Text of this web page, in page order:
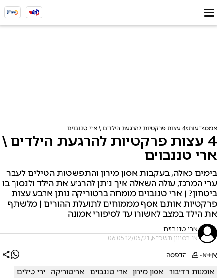
אמס דעות 4 עצות פרקטיות להרגעת הילדים \ ארי טננבוים
4 עצות פרקטיות להרגעת הילדים \
ארי טננבוים
בימים כאלה, בעקבות אסון מירון והתפשטות הטילים לעבר
ערי המרכז, עולה השאלה איך ניתן להרגיע את הילד ולנסוך בו
ביטחון? | ארי טננבוים מומחה ברטוריקה נותן ארבע עצות
פרקטיות אותם אסף מממוחים לתועלת ההורים | מלשתף
את הילד במצב לאשורו עד לסיפורי אמונה
ארי טננבוים
א' בסיוון תשפ"א, 12/05/21 06:05
א+א- הדפסה
אומנות הדיבור אסון מירון ארי טננבוים אריטוריקה
ירי טילים